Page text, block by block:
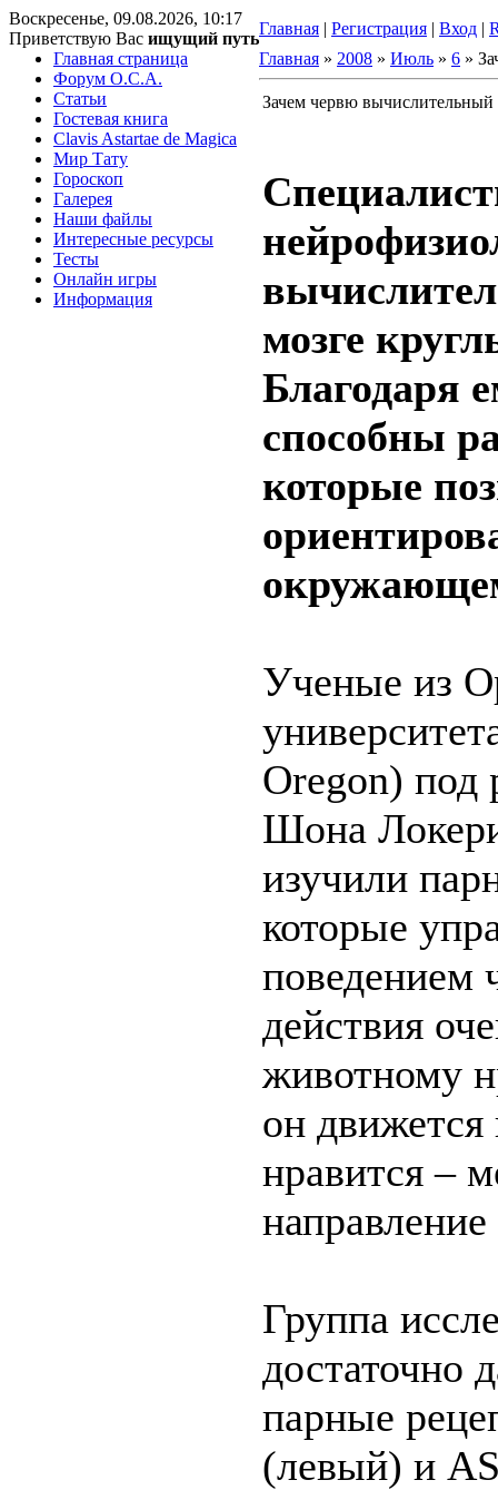
Воскресенье, 09.08.2026, 10:17
Приветствую Вас ищущий путь
Главная | Регистрация | Вход |
Главная страница
Форум O.C.A.
Статьи
Гостевая книга
Clavis Astartae de Magica
Мир Тату
Гороскоп
Галерея
Наши файлы
Интересные ресурсы
Тесты
Онлайн игры
Информация
Главная » 2008 » Июль » 6 »
Зачем червю вычислительный
мозге
Благодаря
способны
которые
Ученые из
Oregon) под
Шона
изучили
которые
поведением
действия
животному
он движется
нравится –
Группа
достаточно
парные
(левый) и